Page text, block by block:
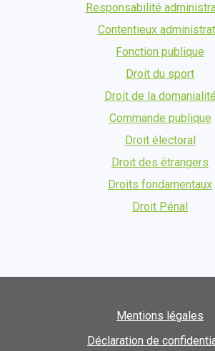
Responsabilité
Contentieux
Fonction publique
Droit du sport
Droit de la domanialité
Commande publique
Droit électoral
Droit des étrangers
Droits fondamentaux
Droit Pénal
Mentions légales
Déclaration de